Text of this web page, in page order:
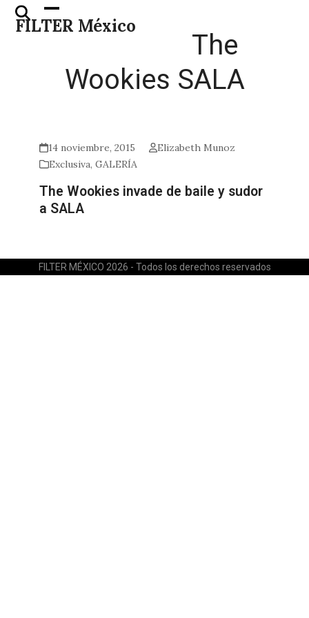
Skip
FILTER México
Open
mobile
Close
mobile
The
Wookies SALA
14 noviembre, 2015
Elizabeth Munoz
Exclusiva,GALERÍA
The Wookies invade de baile y sudor
a SALA
FILTER MÉXICO 2026 - Todos los derechos reservados